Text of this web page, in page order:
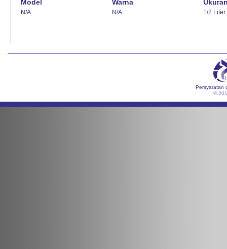
Model
N/A
Warna
N/A 1/2 Liter
Persyaratan
©